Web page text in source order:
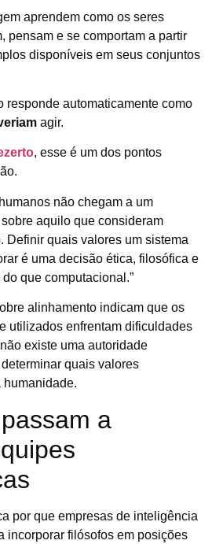
aprendem como os seres
pensam e se comportam a partir
disponíveis em seus conjuntos
responde automaticamente como
agir.
, esse é um dos pontos
não chegam a um
aquilo que consideram
Definir quais valores um sistema
é uma decisão ética, filosófica e
que computacional.”
alinhamento indicam que os
utilizados enfrentam dificuldades
existe uma autoridade
quais valores
humanidade.
a
por que empresas de inteligência
incorporar filósofos em posições